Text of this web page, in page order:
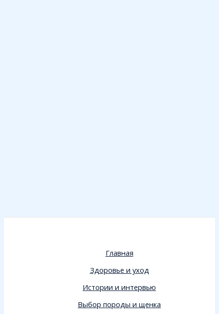
Главная
Здоровье и уход
Истории и интервью
Выбор породы и щенка